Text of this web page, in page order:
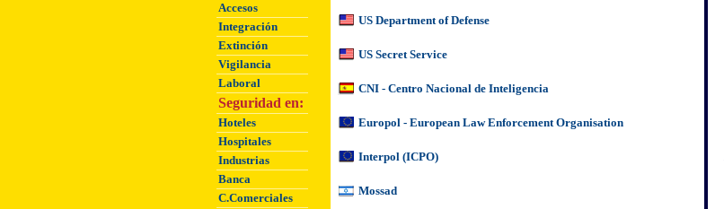
Accesos
Integración
Extinción
Vigilancia
Laboral
Seguridad en:
Hoteles
Hospitales
Industrias
Banca
C.Comerciales
US Department of Defense
US Secret Service
CNI - Centro Nacional de Inteligencia
Europol - European Law Enforcement Organisation
Interpol (ICPO)
Mossad